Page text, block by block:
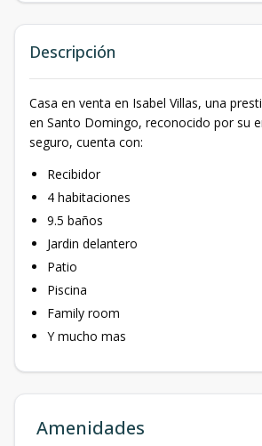
Descripción
Casa en venta en Isabel Villas, una
en Santo Domingo, reconocido por su
seguro, cuenta con:
Recibidor
4 habitaciones
9.5 baños
Jardin delantero
Patio
Piscina
Family room
Y mucho mas
Amenidades